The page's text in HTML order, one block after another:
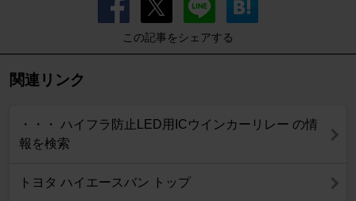
この記事をシェアする
関連リンク
・・・ ハイフラ防止LED用ICウインカーリレー の情
報を検索
トヨタ ハイエースバン トップ